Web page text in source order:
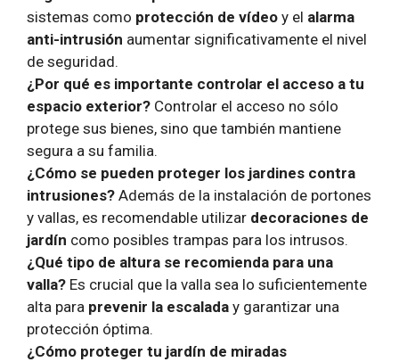
sistemas como protección de vídeo y el alarma
anti-intrusión aumentar significativamente el nivel
de seguridad.
¿Por qué es importante controlar el acceso a tu
espacio exterior? Controlar el acceso no sólo
protege sus bienes, sino que también mantiene
segura a su familia.
¿Cómo se pueden proteger los jardines contra
intrusiones? Además de la instalación de portones
y vallas, es recomendable utilizar decoraciones de
jardín como posibles trampas para los intrusos.
¿Qué tipo de altura se recomienda para una
valla? Es crucial que la valla sea lo suficientemente
alta para prevenir la escalada y garantizar una
protección óptima.
¿Cómo proteger tu jardín de miradas